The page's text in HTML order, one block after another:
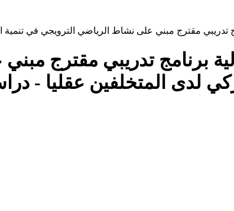
تدريبي مقترج مبني على نشاط الرياضي الترويجي في تنمية
برنامج تدريبي مقترج
لدى المتخلفين عقليا -